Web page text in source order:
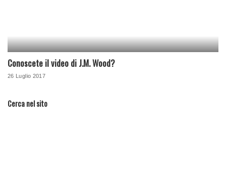
Conoscete il video di J.M. Wood?
26 Luglio 2017
Cerca nel sito